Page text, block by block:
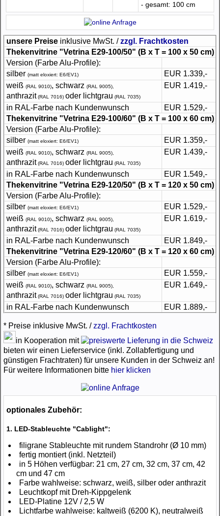
- gesamt: 100 cm
unsere Preise inklusive MwSt. /zzgl. Frachtkosten
Thekenvitrine "Vetrina E29-100/50" (B x T = 100 x 50 cm)
Version (Farbe Alu-Profile):
silber (matt eloxiert: E6/EV1)
EUR 1.339,-
weiß (RAL 9010), schwarz (RAL 9005),
anthrazit (RAL 7016) oder lichtgrau (RAL 7035)
EUR 1.419,-
in RAL-Farbe nach Kundenwunsch
EUR 1.529,-
Thekenvitrine "Vetrina E29-100/60" (B x T = 100 x 60 cm)
Version (Farbe Alu-Profile):
silber (matt eloxiert: E6/EV1)
EUR 1.359,-
weiß (RAL 9010), schwarz (RAL 9005),
anthrazit (RAL 7016) oder lichtgrau (RAL 7035)
EUR 1.439,-
in RAL-Farbe nach Kundenwunsch
EUR 1.549,-
Thekenvitrine "Vetrina E29-120/50" (B x T = 120 x 50 cm)
Version (Farbe Alu-Profile):
silber (matt eloxiert: E6/EV1)
EUR 1.529,-
weiß (RAL 9010), schwarz (RAL 9005),
anthrazit (RAL 7016) oder lichtgrau (RAL 7035)
EUR 1.619,-
in RAL-Farbe nach Kundenwunsch
EUR 1.849,-
Thekenvitrine "Vetrina E29-120/60" (B x T = 120 x 60 cm)
Version (Farbe Alu-Profile):
silber (matt eloxiert: E6/EV1)
EUR 1.559,-
weiß (RAL 9010), schwarz (RAL 9005),
anthrazit (RAL 7016) oder lichtgrau (RAL 7035)
EUR 1.649,-
in RAL-Farbe nach Kundenwunsch EUR 1.889,-
* Preise inklusive MwSt. /zzgl. Frachtkosten
in Kooperation mit
bieten wir einen Lieferservice (inkl. Zollabfertigung und
günstigen Frachtraten) für unsere Kunden in der Schweiz an!
Für weitere Informationen bitte hier klicken
optionales Zubehör:
1. LED-Stableuchte "Cablight":
filigrane Stableuchte mit rundem Standrohr (Ø 10 mm)
fertig montiert (inkl. Netzteil)
in 5 Höhen verfügbar: 21 cm, 27 cm, 32 cm, 37 cm, 42
cm und 47 cm
Farbe wahlweise: schwarz, weiß, silber oder anthrazit
Leuchtkopf mit Dreh-Kippgelenk
LED-Platine 12V / 2,5 W
Lichtfarbe wahlweise: kaltweiß (6200 K), neutralweiß